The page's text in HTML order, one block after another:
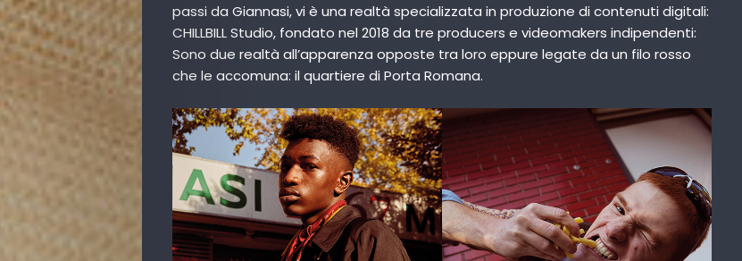
passi da Giannasi, vi è una realtà specializzata in produzione di contenuti digitali:
CHILLBILL Studio, fondato nel 2018 da tre producers e videomakers indipendenti:
Sono due realtà all’apparenza opposte tra loro eppure legate da un filo rosso
che le accomuna: il quartiere di Porta Romana.